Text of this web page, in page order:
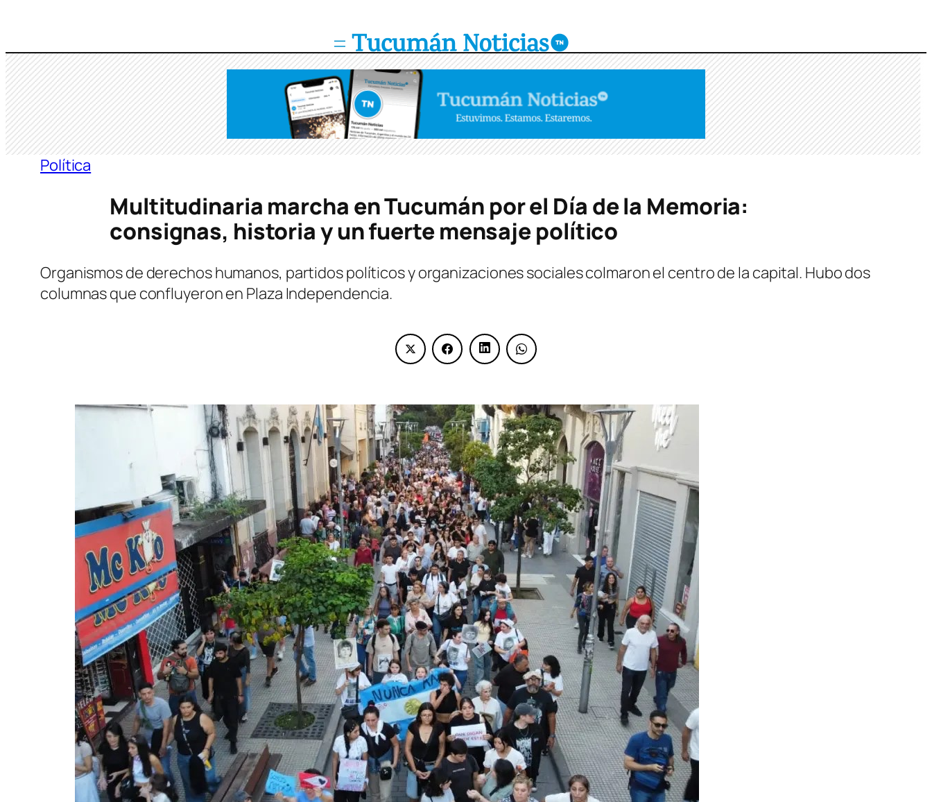
contenido
Política
Multitudinaria marcha en Tucumán por el Día de la Memoria:
consignas, historia y un fuerte mensaje político
Organismos de derechos humanos, partidos políticos y organizaciones sociales colmaron el centro de la capital. Hubo dos
columnas que confluyeron en Plaza Independencia.